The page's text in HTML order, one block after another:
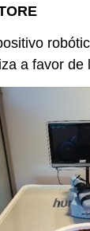
a favor de